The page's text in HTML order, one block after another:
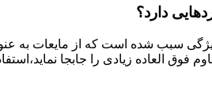
دارد؟
ویژگی سبب شده است که از مایعات به
فوق العاده زیادی را جابجا